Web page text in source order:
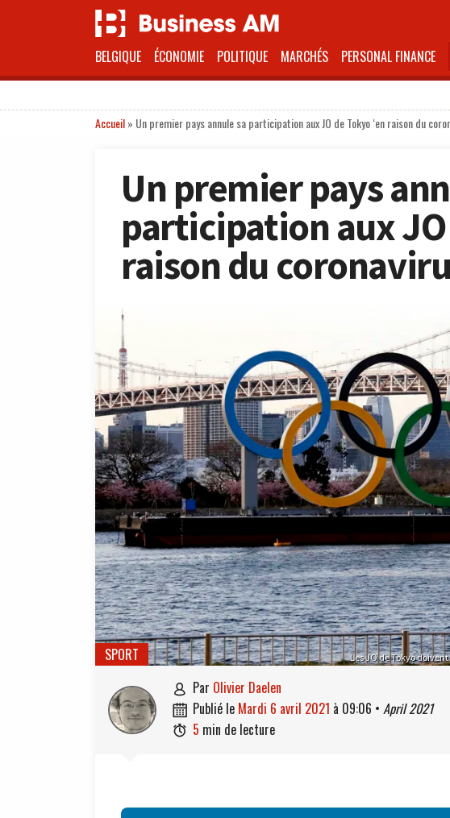
BELGIQUE ÉCONOMIE POLITIQUE MARCHÉS PERSONAL FINANCE
Accueil» Un premier pays annule sa participation aux JO de Tokyo ‘en raison du
Un premier pays
participation aux JO
raison du
Les JO de Tokyo
SPORT
 par Olivier Daelen
 publié le mardi 6 avril 2021 à 09:06 • April 2021
 5 min de lecture